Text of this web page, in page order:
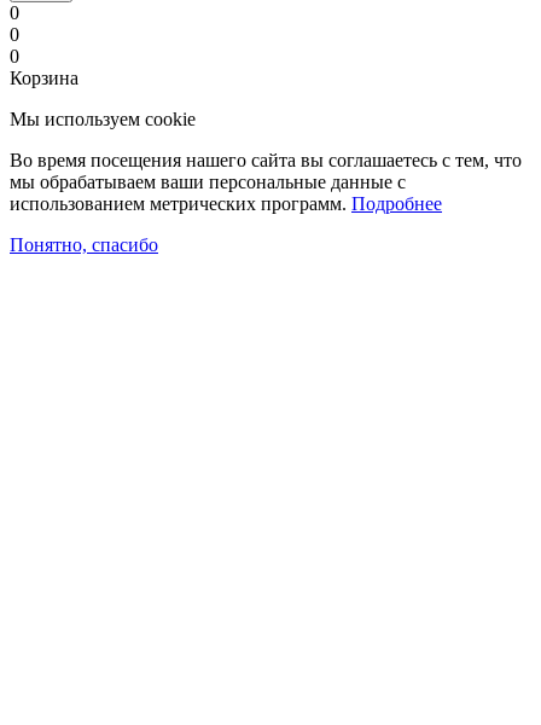
0
0
0
Корзина
Мы используем cookie
Во время посещения нашего сайта вы соглашаетесь с тем, что
мы обрабатываем ваши персональные данные с
использованием метрических программ. Подробнее
Понятно, спасибо